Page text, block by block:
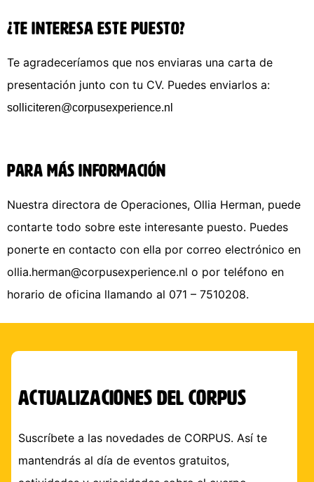
¿Te interesa este puesto?
Te agradeceríamos que nos enviaras una carta de
presentación junto con tu CV. Puedes enviarlos a:
solliciteren@corpusexperience.nl
Para más información
Nuestra directora de Operaciones, Ollia Herman, puede
contarte todo sobre este interesante puesto. Puedes
ponerte en contacto con ella por correo electrónico en
ollia.herman@corpusexperience.nl o por teléfono en
horario de oficina llamando al 071 – 7510208.
actualizaciones del corpus
Suscríbete a las novedades de CORPUS. Así te
mantendrás al día de eventos gratuitos,